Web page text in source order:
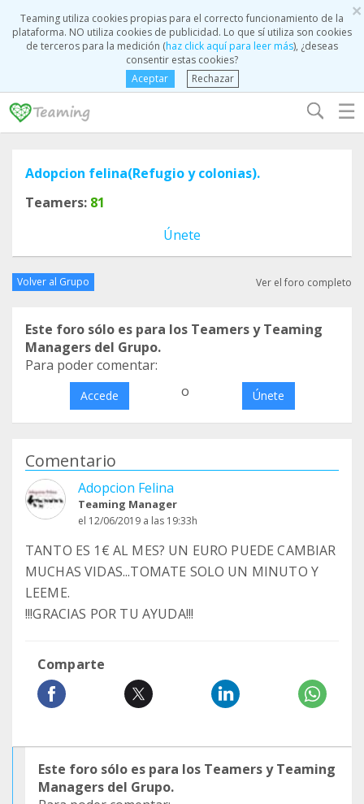
×
Teaming utiliza cookies propias para el correcto funcionamiento de la
plataforma. NO utiliza cookies de publicidad. Lo que sí utiliza son cookies
de terceros para la medición (haz click aquí para leer más), ¿deseas
consentir estas cookies?
Aceptar
Rechazar
☰
Adopcion felina(Refugio y colonias).
Teamers: 81
Únete
Volver al Grupo Ver el foro completo
Este foro sólo es para los Teamers y Teaming
Managers del Grupo.
Para poder comentar:
Accede o Únete
Comentario
Adopcion Felina
Teaming Manager
el 12/06/2019 a las 19:33h
TANTO ES 1€ AL MES? UN EURO PUEDE CAMBIAR
MUCHAS VIDAS...TOMATE SOLO UN MINUTO Y
LEEME.
!!!GRACIAS POR TU AYUDA!!!
Comparte
Este foro sólo es para los Teamers y Teaming
Managers del Grupo.